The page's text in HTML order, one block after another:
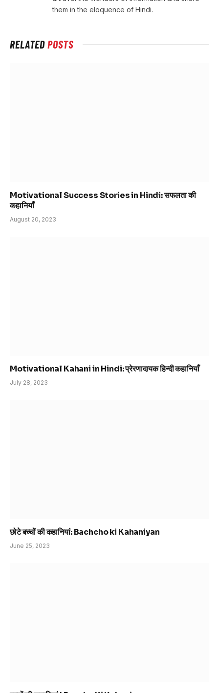
them in the eloquence of Hindi.
RELATEDPOSTS
Motivational Success Stories in Hindi: सफलता की
कहानियाँ
August 20, 2023
Motivational Kahani in Hindi: प्रेरणादायक हिन्दी कहानियाँ
July 28, 2023
छोटे बच्चों की कहानियां: Bachcho ki Kahaniyan
June 25, 2023